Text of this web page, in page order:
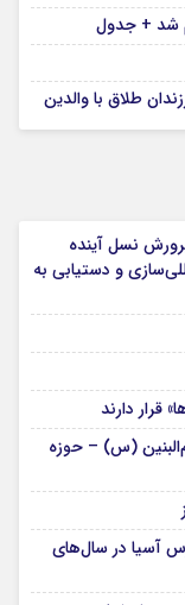
شد + جدول
طلاق با والدین
نسل آینده
و دستیابی به
قرار دارند
(س) – حوزه
آسیا در سال‌های